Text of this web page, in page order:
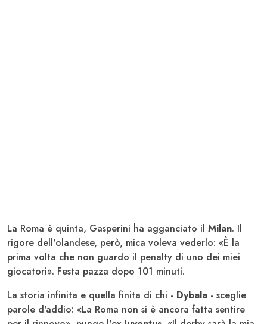
La Roma è quinta, Gasperini ha agganciato il Milan. Il
rigore dell'olandese, però, mica voleva vederlo: «È la
prima volta che non guardo il penalty di uno dei miei
giocatori». Festa pazza dopo 101 minuti.
La storia infinita e quella finita di chi - Dybala - sceglie
parole d'addio: «La Roma non si è ancora fatta sentire